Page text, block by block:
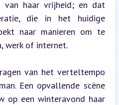
van haar vrijheid; en dat
die in het huidige
naar manieren om te
werk of internet.
van het verteltempo
Een opvallende scène
op een winteravond haar